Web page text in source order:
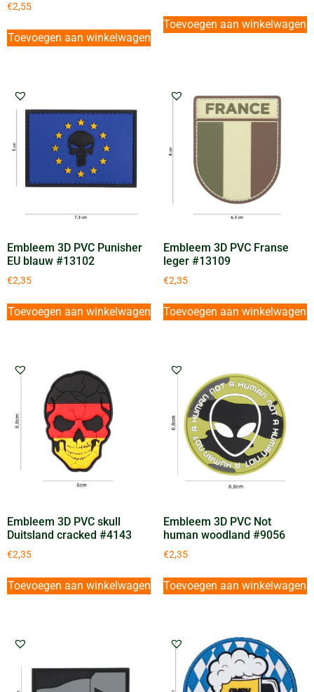
€2,55
Toevoegen aan winkelwagen
Toevoegen aan winkelwagen
Embleem 3D PVC Punisher
EU blauw #13102
€2,35
Toevoegen aan winkelwagen
Embleem 3D PVC Franse
leger #13109
€2,35
Toevoegen aan winkelwagen
Embleem 3D PVC skull
Duitsland cracked #4143
€2,35
Toevoegen aan winkelwagen
Embleem 3D PVC Not
human woodland #9056
€2,35
Toevoegen aan winkelwagen